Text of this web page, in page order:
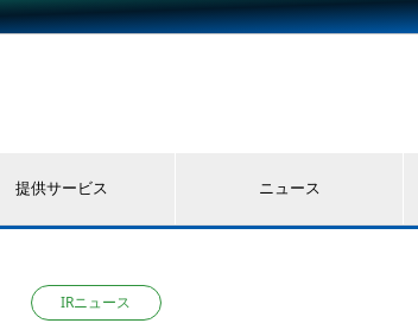
提供サービス ニュース
IRニュース